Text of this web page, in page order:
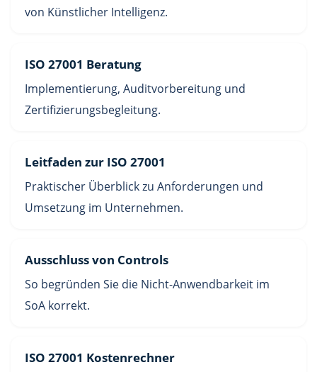
von Künstlicher Intelligenz.
ISO 27001 Beratung
Implementierung, Auditvorbereitung und
Zertifizierungsbegleitung.
Leitfaden zur ISO 27001
Praktischer Überblick zu Anforderungen und
Umsetzung im Unternehmen.
Ausschluss von Controls
So begründen Sie die Nicht-Anwendbarkeit im
SoA korrekt.
ISO 27001 Kostenrechner